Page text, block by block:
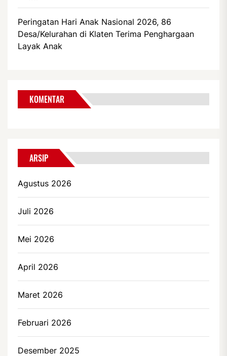
Peringatan Hari Anak Nasional 2026, 86
Desa/Kelurahan di Klaten Terima Penghargaan
Layak Anak
KOMENTAR
ARSIP
Agustus 2026
Juli 2026
Mei 2026
April 2026
Maret 2026
Februari 2026
Desember 2025